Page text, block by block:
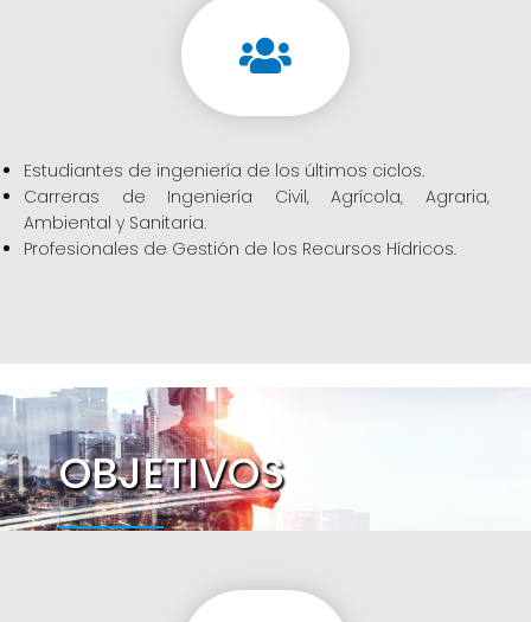
Estudiantes de ingeniería de los últimos ciclos.
Carreras de Ingeniería Civil, Agrícola, Agraria,
Ambiental y Sanitaria.
Profesionales de Gestión de los Recursos Hídricos.
OBJETIVOS